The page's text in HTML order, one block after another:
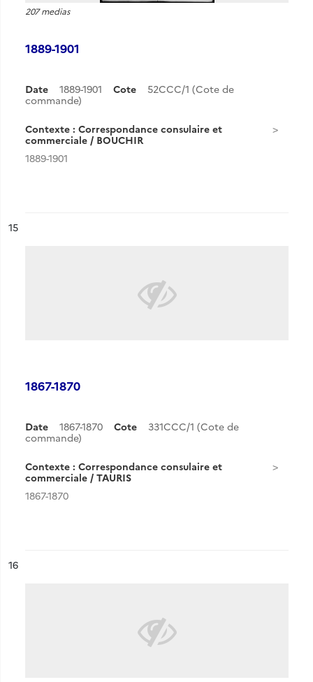
207 medias
1889-1901
Date 1889-1901 Cote
52CCC/1 (Cote de
commande)
Contexte : Correspondance consulaire et
commerciale / BOUCHIR
1889-1901
n°
15
1867-1870
Date 1867-1870 Cote
331CCC/1 (Cote de
commande)
Contexte : Correspondance consulaire et
commerciale / TAURIS
1867-1870
n°
16